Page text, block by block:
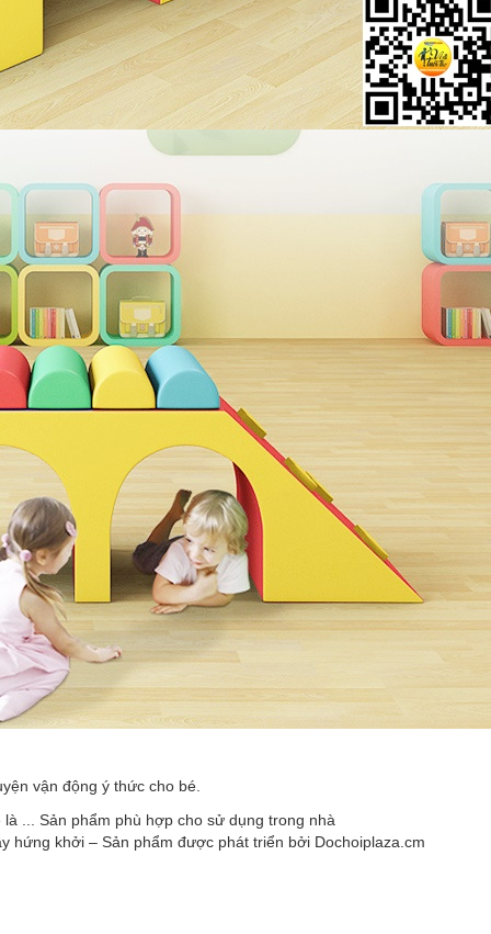
vận động ý thức cho bé.
... Sản phẩm phù hợp cho sử dụng trong nhà
hứng khởi – Sản phẩm được phát triển bởi Dochoiplaza.cm